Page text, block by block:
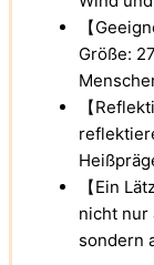
【
Größe:
【
【Ein
nicht nur
sondern